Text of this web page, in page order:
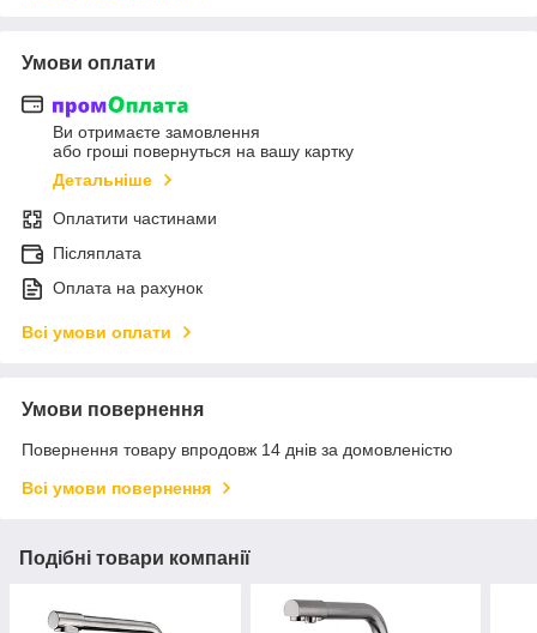
Умови оплати
Ви отримаєте замовлення
або гроші повернуться на вашу картку
Детальніше
Оплатити частинами
Післяплата
Оплата на рахунок
Всі умови оплати
Умови повернення
Повернення товару впродовж 14 днів за домовленістю
Всі умови повернення
Подібні товари компанії